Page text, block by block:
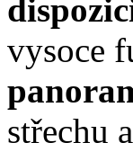
vysoce
střechu